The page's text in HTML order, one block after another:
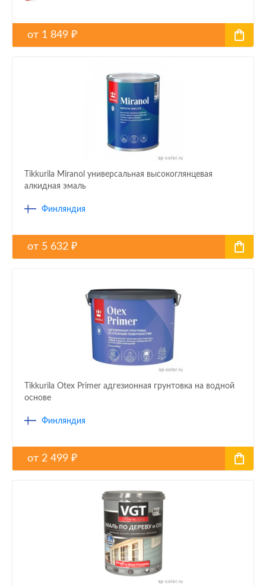
от 1 849 ₽
Tikkurila Miranol универсальная высокоглянцевая
алкидная эмаль
Финляндия
от 5 632 ₽
Tikkurila Otex Primer адгезионная грунтовка на водной
основе
Финляндия
от 2 499 ₽